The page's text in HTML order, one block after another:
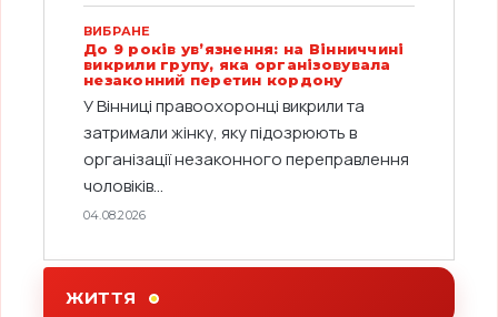
ВИБРАНЕ
До 9 років ув’язнення: на Вінниччині
викрили групу, яка організовувала
незаконний перетин кордону
У Вінниці правоохоронці викрили та
затримали жінку, яку підозрюють в
організації незаконного переправлення
чоловіків...
04.08.2026
ЖИТТЯ